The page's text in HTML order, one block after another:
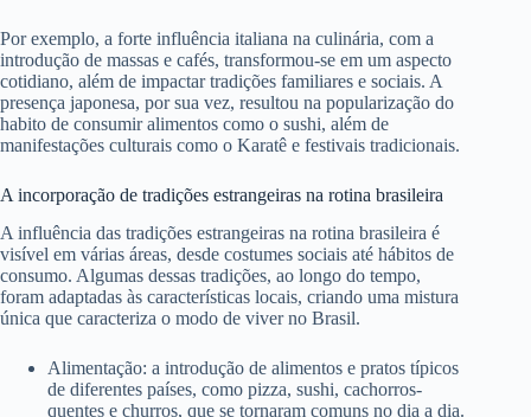
Por exemplo, a forte influência italiana na culinária, com a
introdução de massas e cafés, transformou-se em um aspecto
cotidiano, além de impactar tradições familiares e sociais. A
presença japonesa, por sua vez, resultou na popularização do
habito de consumir alimentos como o sushi, além de
manifestações culturais como o Karatê e festivais tradicionais.
A incorporação de tradições estrangeiras na rotina brasileira
A influência das tradições estrangeiras na rotina brasileira é
visível em várias áreas, desde costumes sociais até hábitos de
consumo. Algumas dessas tradições, ao longo do tempo,
foram adaptadas às características locais, criando uma mistura
única que caracteriza o modo de viver no Brasil.
Alimentação: a introdução de alimentos e pratos típicos
de diferentes países, como pizza, sushi, cachorros-
quentes e churros, que se tornaram comuns no dia a dia.